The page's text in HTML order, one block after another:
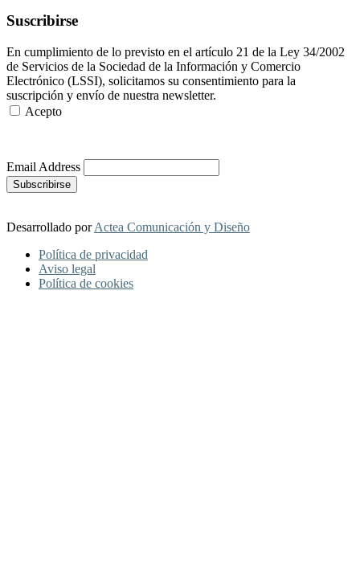
Suscribirse
En cumplimiento de lo previsto en el artículo 21 de la Ley 34/2002
de Servicios de la Sociedad de la Información y Comercio
Electrónico (LSSI), solicitamos su consentimiento para la
suscripción y envío de nuestra newsletter.
Acepto
Email Address
Desarrollado porActea Comunicación y Diseño
Política de privacidad
Aviso legal
Política de cookies